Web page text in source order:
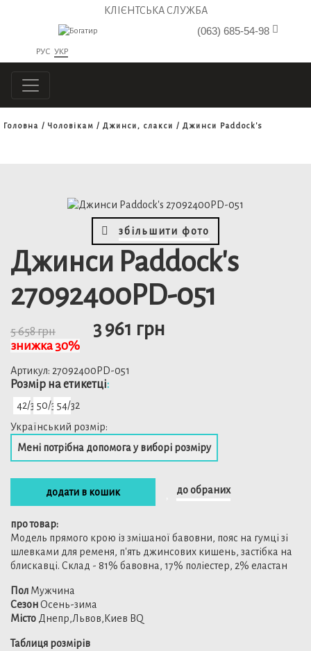
КЛІЄНТСЬКА СЛУЖБА
(063) 685-54-98
РУС УКР
Головна Чоловікам Джинси, слакси Джинси Paddock's
збільшити фото
Джинси Paddock's
27092400PD-051
5 658 грн
знижка 30%
3 961 грн
Артикул: 27092400PD-051
Розмiр на етикетці:
42/3450/3254/32
Український розмір:
Мені потрібна допомога у виборі розміру
додати в кошик до обраних
про товар:
Модель прямого крою із змішаної бавовни, пояс на гумці зі
шлевками для ременя, п'ять джинсових кишень, застібка на
блискавці. Склад - 81% бавовна, 17% поліестер, 2% еластан
Пол Мужчина
СезонОсень-зима
Місто Днепр,Львов,Киев BQ
Таблиця розмірів